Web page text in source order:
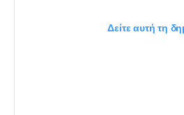
Δείτε αυτή τη